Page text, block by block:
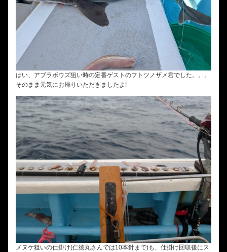
はい、アブラボウズ狙い時の定番ゲストのフトツノザメ君でした。。。
そのまま元気にお帰りいただきましたよ!
メヌケ狙いの仕掛け(仁徳丸さんでは10本針まで)も、仕掛け回収後にス